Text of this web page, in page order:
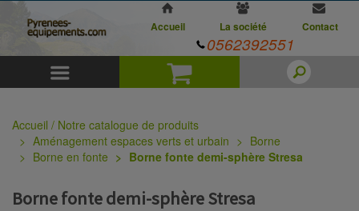
Panier
Accueil La société Contact
0562392551
Accueil / Notre catalogue de produits
Aménagement espaces verts et urbain
Borne
Borne en fonte
Borne fonte demi-sphère Stresa
Borne fonte demi-sphère Stresa